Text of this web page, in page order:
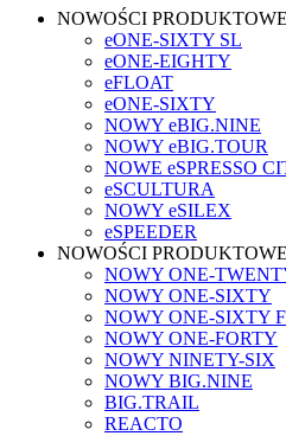
NOWOŚCI
eONE-SIXTY SL
eONE-EIGHTY
eFLOAT
eONE-SIXTY
NOWY eBIG.NINE
NOWY eBIG.TOUR
NOWE eSPRESSO
eSCULTURA
NOWY eSILEX
eSPEEDER
NOWOŚCI PRODUKTOWE
NOWY ONE-
NOWY ONE-SIXTY
NOWY ONE-SIXTY
NOWY ONE-FORTY
NOWY NINETY-SIX
NOWY BIG.NINE
BIG.TRAIL
REACTO